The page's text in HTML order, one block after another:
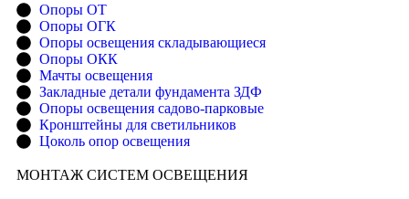
Опоры ОТ
Опоры ОГК
Опоры освещения складывающиеся
Опоры ОКК
Мачты освещения
Закладные детали фундамента ЗДФ
Опоры освещения садово-парковые
Кронштейны для светильников
Цоколь опор освещения
МОНТАЖ СИСТЕМ ОСВЕЩЕНИЯ